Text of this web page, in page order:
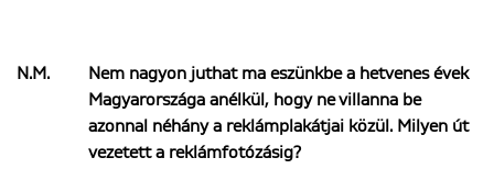
N.M.
Nem nagyon juthat ma eszünkbe a hetvenes évek
Magyarországa anélkül, hogy ne villanna be
azonnal néhány a reklámplakátjai közül. Milyen út
vezetett a reklámfotózásig?